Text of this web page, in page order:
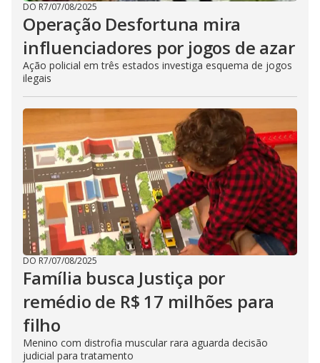
DO R7/07/08/2025
Operação Desfortuna mira
influenciadores por jogos de azar
Ação policial em três estados investiga esquema de jogos
ilegais
DO R7/07/08/2025
Família busca Justiça por
remédio de R$ 17 milhões para
filho
Menino com distrofia muscular rara aguarda decisão
judicial para tratamento